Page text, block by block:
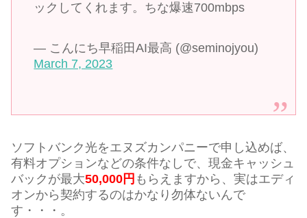
ックしてくれます。ちな爆速700mbps
— こんにち早稲田AI最高 (@seminojyou)
March 7, 2023
ソフトバンク光をエヌズカンパニーで申し込めば、
有料オプションなどの条件なしで、現金キャッシュ
バックが最大50,000円 もらえますから、実はエディ
オンから契約するのはかなり勿体ないんで
す・・・。